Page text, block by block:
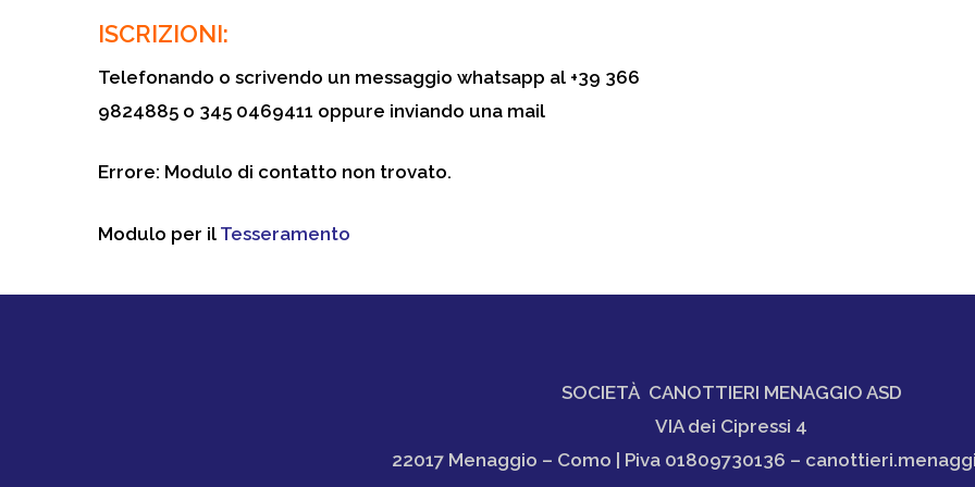
ISCRIZIONI:
Telefonando o scrivendo un messaggio whatsapp al +39 366
9824885 o 345 0469411 oppure inviando una mail
Errore: Modulo di contatto non trovato.
Modulo per il Tesseramento
SOCIETÀ CANOTTIERI MENAGGIO ASD
VIA dei Cipressi 4
22017 Menaggio – Como | Piva 01809730136 –